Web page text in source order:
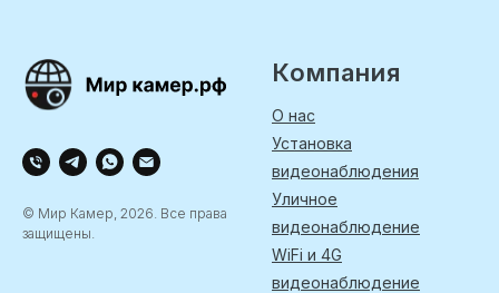
© Мир Камер, 2026. Все права
защищены.
Компания
О нас
Установка
видеонаблюдения
Уличное
видеонаблюдение
WiFi и 4G
видеонаблюдение